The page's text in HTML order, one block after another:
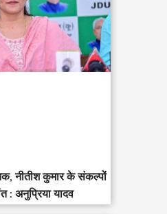
नीतीश कुमार के संकल्पों
: अनुप्रिया यादव